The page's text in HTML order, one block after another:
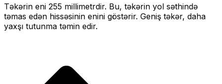
Təkərin eni 255 millimetrdir. Bu, təkərin yol səthində
təmas edən hissəsinin enini göstərir. Geniş təkər, daha
yaxşı tutunma təmin edir.